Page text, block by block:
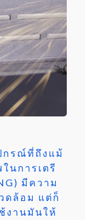
กรณ์ที่ถึงแม้
นการเตรี
มีความ
ดล้อม แต่ก็
งานมันให้